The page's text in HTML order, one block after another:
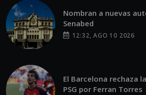
Nombran a nuevas
Senabed
12:32, AGO 10 2026
El Barcelona rechaza
PSG por Ferran Torres